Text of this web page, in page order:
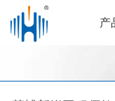
产